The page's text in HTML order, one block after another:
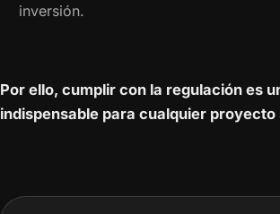
inversión.
Por ello, cumplir con la regulación es
indispensable para cualquier proyecto